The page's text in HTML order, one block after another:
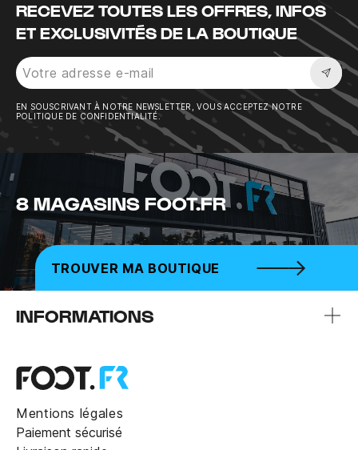
RECEVEZ TOUTES LES OFFRES, INFOS
ET EXCLUSIVITÉS DE LA BOUTIQUE
EN SOUSCRIVANT À NOTRE NEWSLETTER, VOUS ACCEPTEZ NOTRE
POLITIQUE DE CONFIDENTIALITÉ.
8 MAGASINS FOOT.FR
TROUVER MA BOUTIQUE
INFORMATIONS
Mentions légales
Paiement sécurisé